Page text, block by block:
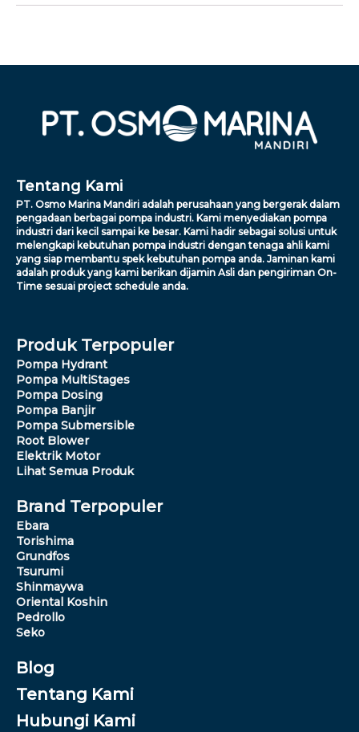
Tentang Kami
PT. Osmo Marina Mandiri adalah perusahaan yang bergerak dalam
pengadaan berbagai pompa industri. Kami menyediakan pompa
industri dari kecil sampai ke besar. Kami hadir sebagai solusi untuk
melengkapi kebutuhan pompa industri dengan tenaga ahli kami
yang siap membantu spek kebutuhan pompa anda. Jaminan kami
adalah produk yang kami berikan dijamin Asli dan pengiriman On-
Time sesuai project schedule anda.
Produk Terpopuler
Pompa Hydrant
Pompa MultiStages
Pompa Dosing
Pompa Banjir
Pompa Submersible
Root Blower
Elektrik Motor
Lihat Semua Produk
Brand Terpopuler
Ebara
Torishima
Grundfos
Tsurumi
Shinmaywa
Oriental Koshin
Pedrollo
Seko
Blog
Tentang Kami
Hubungi Kami